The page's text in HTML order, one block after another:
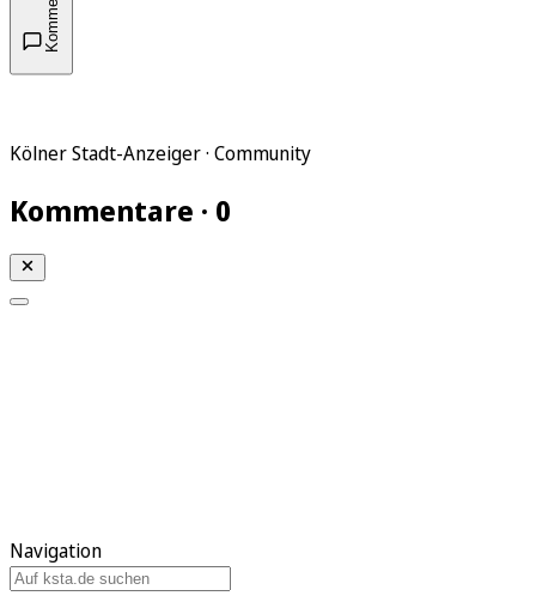
Kölner Stadt-Anzeiger · Community
Kommentare · 0
Navigation